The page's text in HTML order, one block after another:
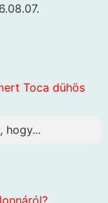
Toca dühös
hogy...